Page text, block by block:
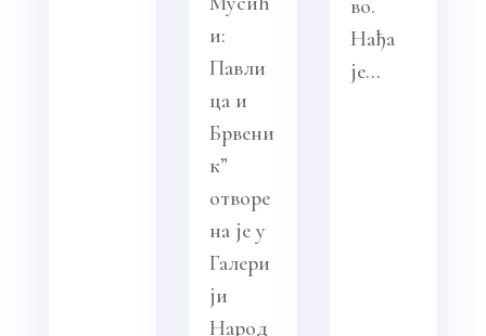
и:
Павли
ца и
Брвени
к”
отворе
на је у
Галери
ји
Народ
во.
Нађа
је...